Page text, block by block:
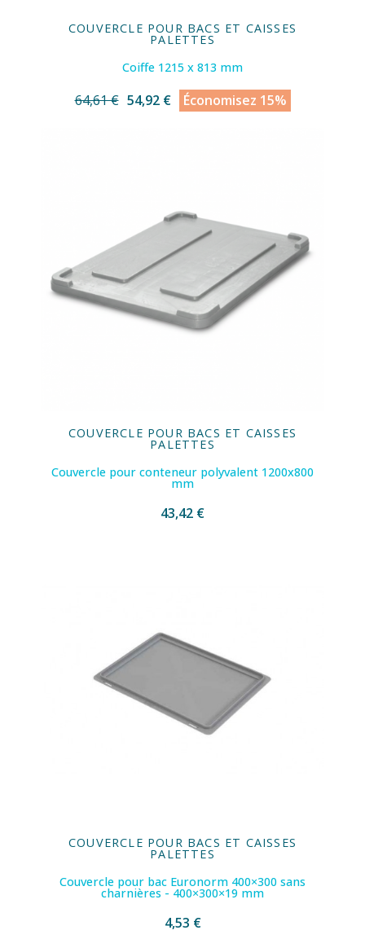
COUVERCLE POUR BACS ET CAISSES
PALETTES
Coiffe 1215 x 813 mm
64,61 € 54,92 € Économisez 15%
COUVERCLE POUR BACS ET CAISSES
PALETTES
Couvercle pour conteneur polyvalent 1200x800
mm
43,42 €
COUVERCLE POUR BACS ET CAISSES
PALETTES
Couvercle pour bac Euronorm 400×300 sans
charnières - 400×300×19 mm
4,53 €